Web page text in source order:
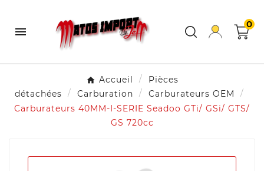

0
Accueil
Pièces
détachées
Carburation
Carburateurs OEM
Carburateurs 40MM-I-SERIE Seadoo GTi/ GSi/ GTS/
GS 720cc